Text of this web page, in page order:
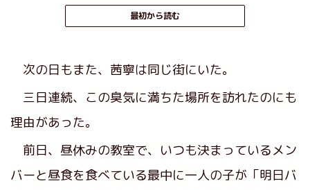
最初から読む
次の日もまた、茜寧は同じ街にいた。
三日連続、この臭気に満ちた場所を訪れたのにも
理由があった。
前日、昼休みの教室で、いつも決まっているメン
バーと昼食を食べている最中に一人の子が「明日バ